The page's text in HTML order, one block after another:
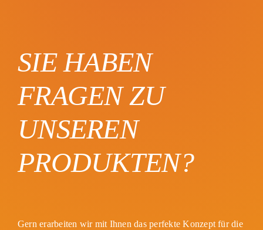
SIE HABEN
FRAGEN ZU
UNSEREN
PRODUKTEN?
Gern erarbeiten wir mit Ihnen das perfekte Konzept für die